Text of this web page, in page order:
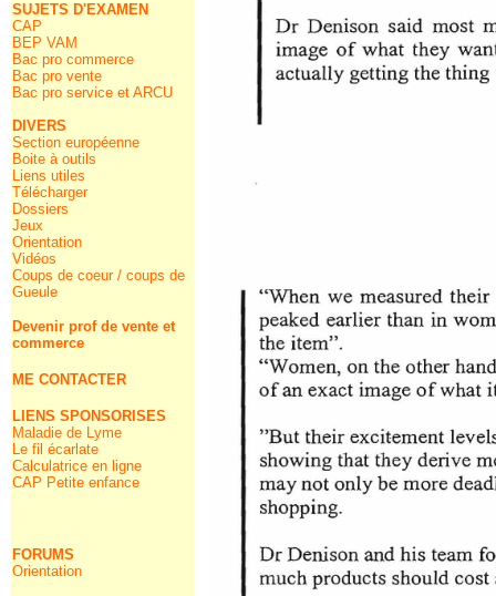
SUJETS D'EXAMEN
CAP
BEP VAM
Bac pro commerce
Bac pro vente
Bac pro service et ARCU
DIVERS
Section européenne
Boite à outils
Liens utiles
Télécharger
Dossiers
Jeux
Orientation
Vidéos
Coups de coeur / coups de
Gueule
Devenir prof de vente et
commerce
ME CONTACTER
LIENS SPONSORISES
Maladie de Lyme
Le fil écarlate
Calculatrice en ligne
CAP Petite enfance
FORUMS
Orientation